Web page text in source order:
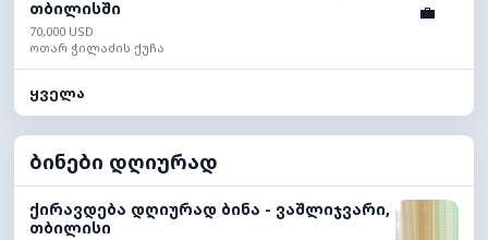
თბილისში
70,000 USD
ოთარ ჭილაძის ქუჩა
💼
ყველა
ბინები დღიურად
ქირავდება დღიურად ბინა - ვაშლიჯვარი,
თბილისი